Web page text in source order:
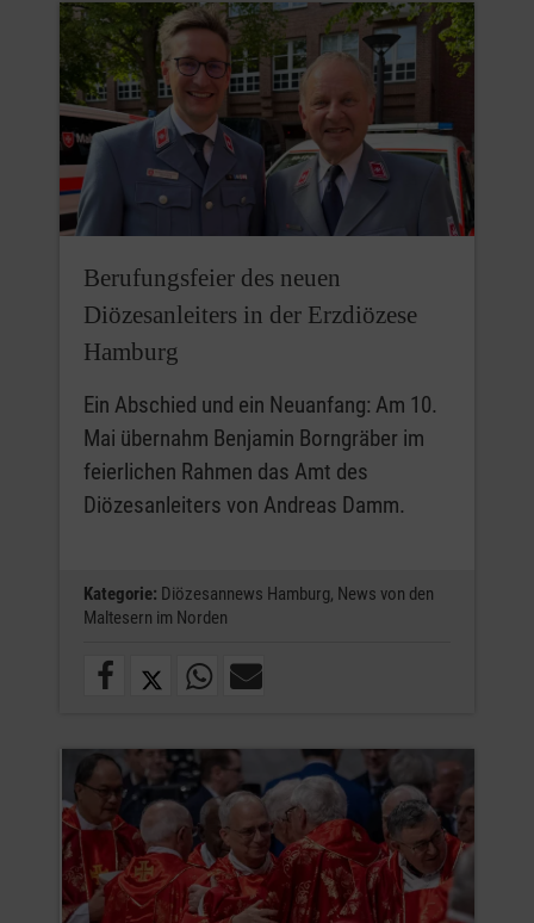
Berufungsfeier des neuen
Diözesanleiters in der Erzdiözese
Hamburg
Ein Abschied und ein Neuanfang: Am 10.
Mai übernahm Benjamin Borngräber im
feierlichen Rahmen das Amt des
Diözesanleiters von Andreas Damm.
Kategorie: Diözesannews Hamburg, News von den
Maltesern im Norden